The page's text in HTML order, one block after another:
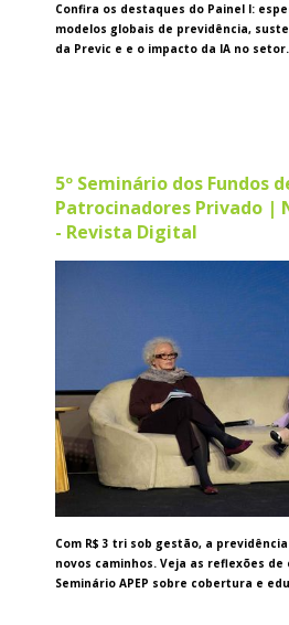
Confira os destaques do Painel I:
modelos globais de previdência,
da Previc e e o impacto da IA no setor.
5º Seminário dos Fundos
Patrocinadores Privado |
- Revista Digital
Com R$ 3 tri sob gestão, a
novos caminhos. Veja as reflexões de
Seminário APEP sobre cobertura e